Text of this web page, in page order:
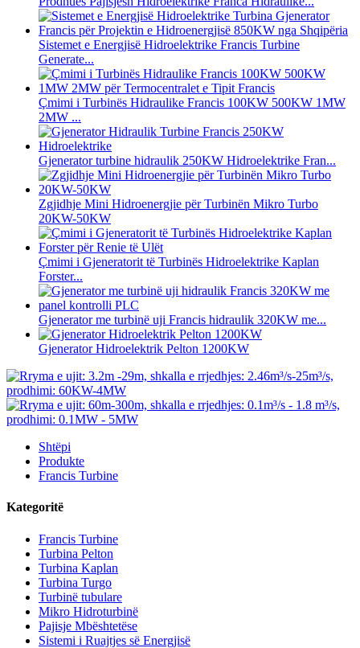
Sistemet e Energjisë Hidroelektrike Francis Turbine
Generate...
Çmimi i Turbinës Hidraulike Francis 100KW 500KW 1MW
2MW ...
Gjenerator turbine hidraulik 250KW Hidroelektrike Fran...
Zgjidhje Mini Hidroenergjie për Turbinën Mikro Turbo
20KW-50KW
Çmimi i Gjeneratorit të Turbinës Hidroelektrike Kaplan
Forster...
Gjenerator me turbinë uji Francis hidraulik 320KW me...
Gjenerator Hidroelektrik Pelton 1200KW
Shtëpi
Produkte
Francis Turbine
Kategoritë
Francis Turbine
Turbina Pelton
Turbina Kaplan
Turbina Turgo
Turbinë tubulare
Mikro Hidroturbinë
Pajisje Mbështetëse
Sistemi i Ruajtjes së Energjisë